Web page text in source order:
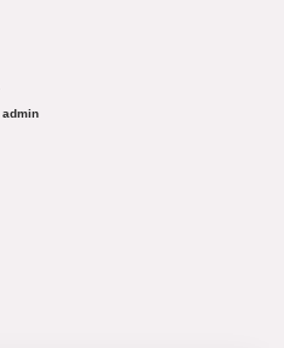
admin